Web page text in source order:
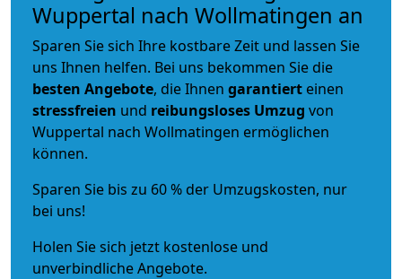
Wuppertal nach Wollmatingen an
Sparen Sie sich Ihre kostbare Zeit und lassen Sie
uns Ihnen helfen. Bei uns bekommen Sie die
besten Angebote, die Ihnen garantiert einen
stressfreien und reibungsloses Umzug von
Wuppertal nach Wollmatingen ermöglichen
können.
Sparen Sie bis zu 60 % der Umzugskosten, nur
bei uns!
Holen Sie sich jetzt kostenlose und
unverbindliche Angebote.